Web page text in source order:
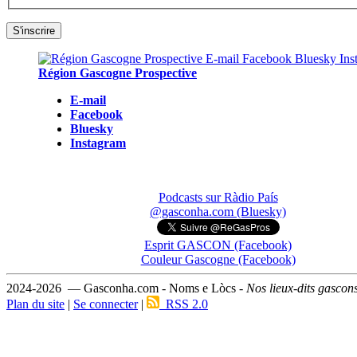
Région Gascogne Prospective
E-mail
Facebook
Bluesky
Instagram
Podcasts sur Ràdio País
@gasconha.com (Bluesky)
Esprit GASCON (Facebook)
Couleur Gascogne (Facebook)
2024-2026 — Gasconha.com - Noms e Lòcs - Nos lieux-dits
Plan du site | Se connecter| RSS 2.0